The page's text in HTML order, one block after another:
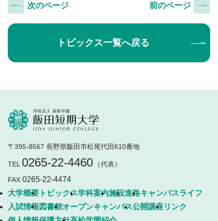
前のページ
次のページ
トピックス一覧へ戻る
〒395-8567 長野県飯田市松尾代田610番地
TEL 0265-22-4460
（代表）
FAX 0265-22-4474
大学概要 トピックス学科案内施設進路キャンパスライフ
入試情報 図書館オープンキャンパス公開講座リンク